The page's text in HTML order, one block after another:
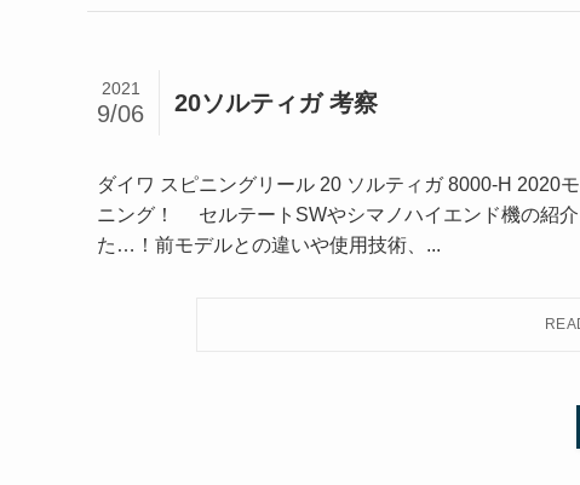
20ソルティガ 考察
2021
9/06
ダイワ スピニングリール 20 ソルティガ 8000-H 2020
ニング！ セルテートSWやシマノハイエンド機の紹
た…！前モデルとの違いや使用技術、...